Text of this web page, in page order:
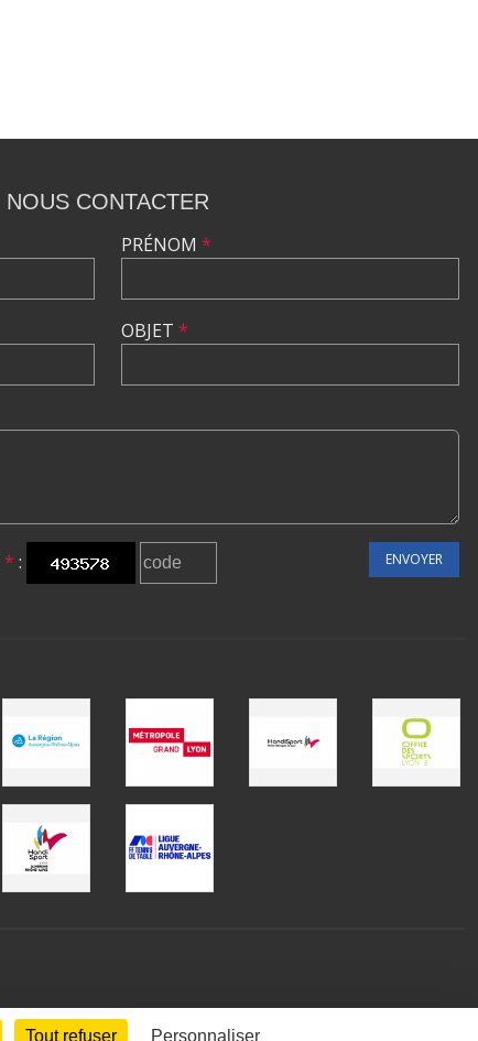
NOUS CONTACTER
PRÉNOM *
OBJET *
* : ENVOYER
Tout refuser Personnaliser